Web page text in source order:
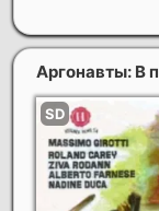
Аргонавты: В